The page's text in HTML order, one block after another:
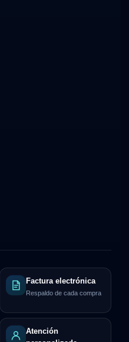
Factura electrónica
Respaldo de cada compra
Atención